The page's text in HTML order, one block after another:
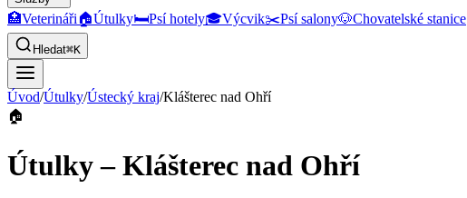
🏥Veterináři🏠Útulky🛏️Psí hotely🎓Výcvik✂️Psí salony🐶Chovatelské stanice
Hledat⌘K
Úvod/Útulky/Ústecký kraj/Klášterec nad Ohří
🏠
Útulky – Klášterec nad Ohří